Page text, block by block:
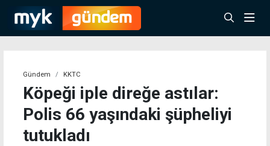
Gündem KKTC
Köpeği iple direğe astılar:
Polis 66 yaşındaki şüpheliyi
tutukladı